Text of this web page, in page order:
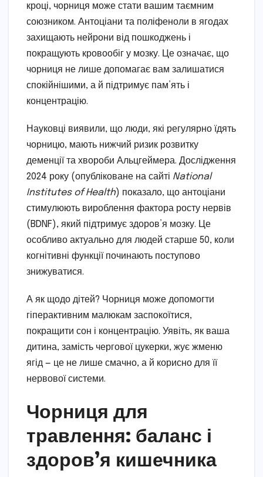
кроці, чорниця може стати вашим таємним
союзником. Антоціани та поліфеноли в ягодах
захищають нейрони від пошкоджень і
покращують кровообіг у мозку. Це означає, що
чорниця не лише допомагає вам залишатися
спокійнішими, а й підтримує пам’ять і
концентрацію.
Науковці виявили, що люди, які регулярно їдять
чорницю, мають нижчий ризик розвитку
деменції та хвороби Альцгеймера. Дослідження
2024 року (опубліковане на сайті National
Institutes of Health) показало, що антоціани
стимулюють вироблення фактора росту нервів
(BDNF), який підтримує здоров’я мозку. Це
особливо актуально для людей старше 50, коли
когнітивні функції починають поступово
знижуватися.
А як щодо дітей? Чорниця може допомогти
гіперактивним малюкам заспокоїтися,
покращити сон і концентрацію. Уявіть, як ваша
дитина, замість чергової цукерки, жує жменю
ягід — це не лише смачно, а й корисно для її
нервової системи.
Чорниця для
травлення: баланс і
здоров’я кишечника